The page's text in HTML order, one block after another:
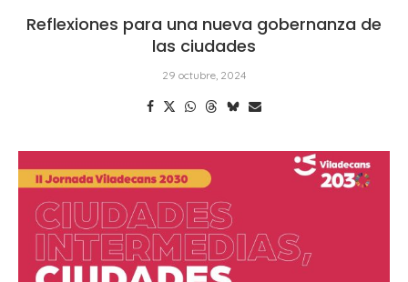
Reflexiones para una nueva gobernanza de
las ciudades
29 octubre, 2024